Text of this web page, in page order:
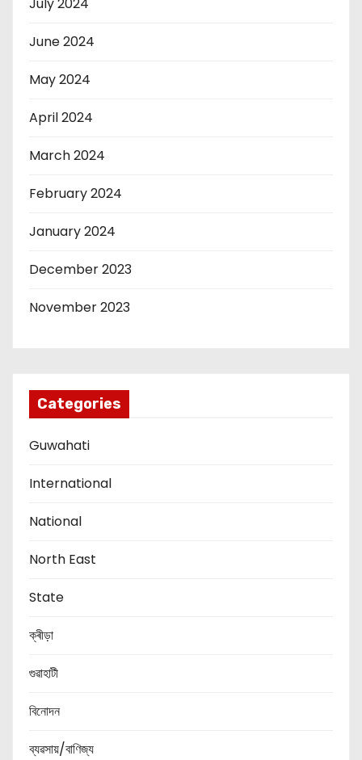
June 2024
May 2024
April 2024
March 2024
February 2024
January 2024
December 2023
November 2023
Categories
Guwahati
International
National
North East
State
ক্ৰীড়া
গুৱাহাটী
বিনোদন
ব্যৱসায়/বাণিজ্য